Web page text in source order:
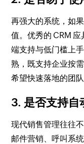
再强大的系统，如
值。优秀的 CRM
端支持与低门槛上
熟，既支持企业按
希望快速落地的团队
3. 是否支持自
现代销售管理往往
邮件营销、呼叫系